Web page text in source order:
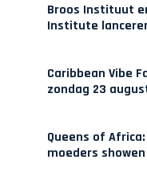
Broos Instituut
Institute
Caribbean Vibe
zondag 23
Queens of
moeders